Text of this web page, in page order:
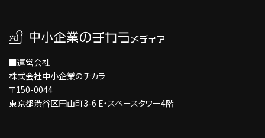
■運営会社
株式会社中小企業のチカラ
〒150-0044
東京都渋谷区円山町3-6 E・スペースタワー4階